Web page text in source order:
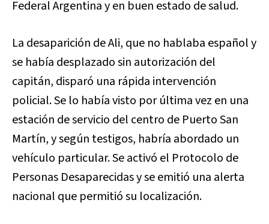
Federal Argentina y en buen estado de salud.
La desaparición de Ali, que no hablaba español y
se había desplazado sin autorización del
capitán, disparó una rápida intervención
policial. Se lo había visto por última vez en una
estación de servicio del centro de Puerto San
Martín, y según testigos, habría abordado un
vehículo particular. Se activó el Protocolo de
Personas Desaparecidas y se emitió una alerta
nacional que permitió su localización.